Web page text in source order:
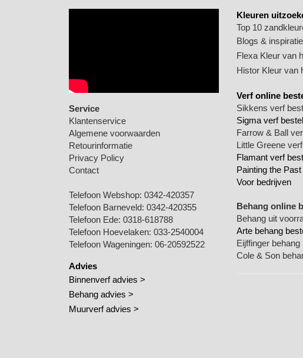
Service
Klantenservice
Algemene voorwaarden
Retourinformatie
Privacy Policy
Contact
Telefoon Webshop: 0342-420357
Telefoon Barneveld: 0342-420355
Telefoon Ede: 0318-618788
Telefoon Hoevelaken: 033-2540004
Telefoon Wageningen: 06-20592522
Advies
Binnenverf advies >
Behang advies >
Muurverf advies >
Kleuren
Top 10
Blogs & inspiratie
Flexa Kleur van
Histor Kleur van
Verf online
Sikkens verf
Sigma verf
Farrow & Ball
Little Greene
Flamant verf
Painting the
Voor bedrijven
Behang online
Behang uit
Arte behang
Eijffinger behang
Cole & Son